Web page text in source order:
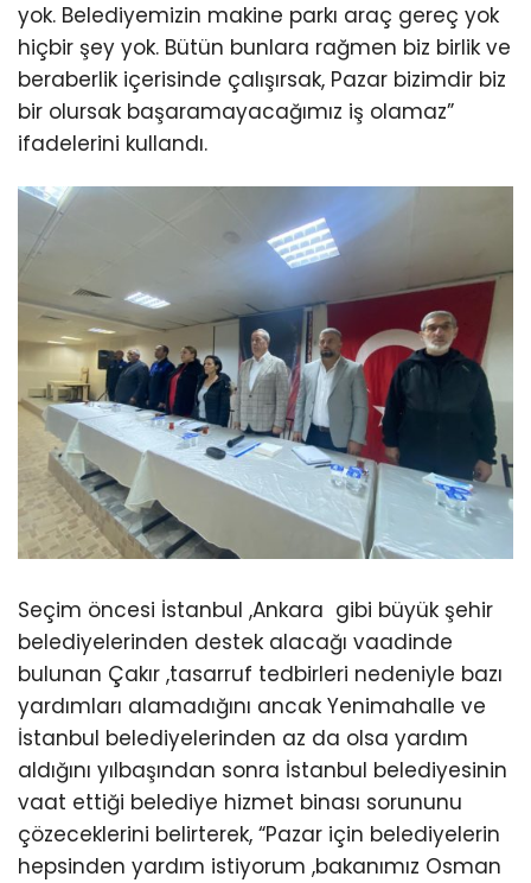
yok. Belediyemizin makine parkı araç gereç yok
hiçbir şey yok. Bütün bunlara rağmen biz birlik ve
beraberlik içerisinde çalışırsak, Pazar bizimdir biz
bir olursak başaramayacağımız iş olamaz”
ifadelerini kullandı.
Seçim öncesi İstanbul ,Ankara gibi büyük şehir
belediyelerinden destek alacağı vaadinde
bulunan Çakır ,tasarruf tedbirleri nedeniyle bazı
yardımları alamadığını ancak Yenimahalle ve
İstanbul belediyelerinden az da olsa yardım
aldığını yılbaşından sonra İstanbul belediyesinin
vaat ettiği belediye hizmet binası sorununu
çözeceklerini belirterek, “Pazar için belediyelerin
hepsinden yardım istiyorum ,bakanımız Osman